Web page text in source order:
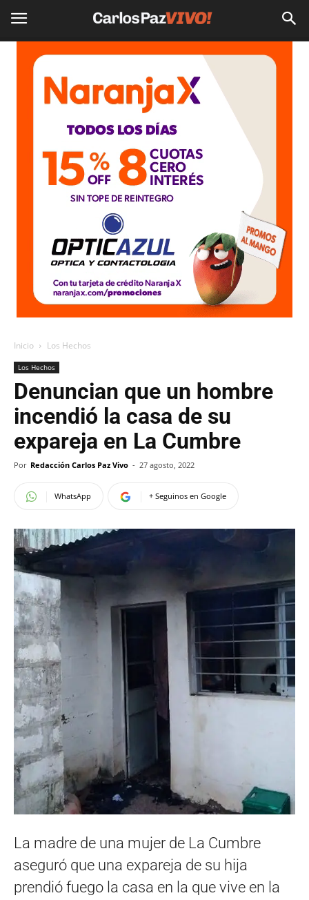
Inicio Los Hechos
Los Hechos
Denuncian que un hombre
incendió la casa de su
expareja en La Cumbre
Por Redacción Carlos Paz Vivo - 27 agosto, 2022
WhatsApp + Seguinos en Google
La madre de una mujer de La Cumbre
aseguró que una expareja de su hija
prendió fuego la casa en la que vive en la